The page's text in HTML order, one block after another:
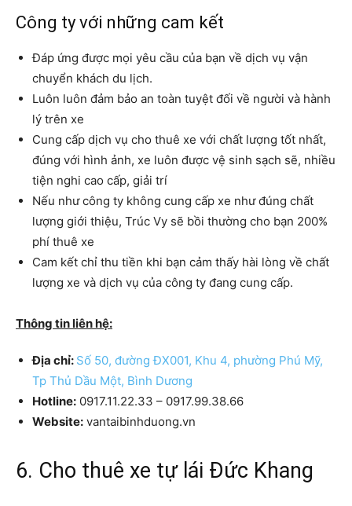
Công ty với những cam kết
Đáp ứng được mọi yêu cầu của bạn về dịch vụ vận
chuyển khách du lịch.
Luôn luôn đảm bảo an toàn tuyệt đối về người và hành
lý trên xe
Cung cấp dịch vụ cho thuê xe với chất lượng tốt nhất,
đúng với hình ảnh, xe luôn được vệ sinh sạch sẽ, nhiều
tiện nghi cao cấp, giải trí
Nếu như công ty không cung cấp xe như đúng chất
lượng giới thiệu, Trúc Vy sẽ bồi thường cho bạn 200%
phí thuê xe
Cam kết chỉ thu tiền khi bạn cảm thấy hài lòng về chất
lượng xe và dịch vụ của công ty đang cung cấp.
Thông tin liên hệ:
Địa chỉ: Số 50, đường ĐX001, Khu 4, phường Phú Mỹ,
Tp Thủ Dầu Một, Bình Dương
Hotline: 0917.11.22.33 – 0917.99.38.66
Website: vantaibinhduong.vn
6. Cho thuê xe tự lái Đức Khang